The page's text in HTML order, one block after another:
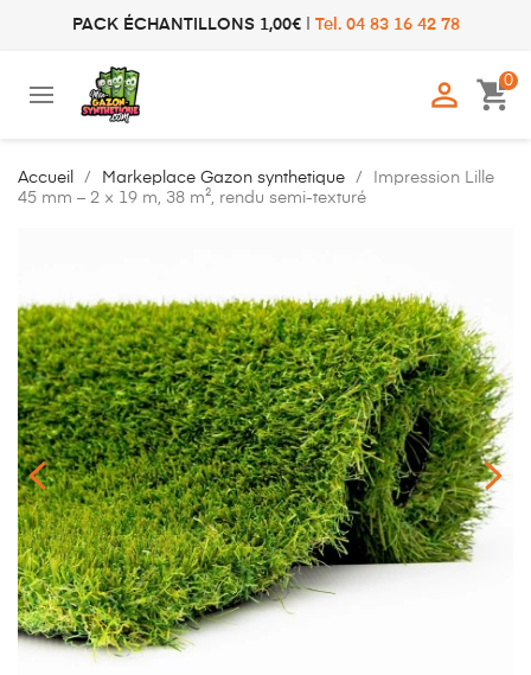
PACK ÉCHANTILLONS 1,00€| Tel. 04 83 16 42 78
 shopping_cart
0
Accueil Markeplace Gazon synthetique
Impression Lille
45 mm – 2 × 19 m, 38 m², rendu semi-texturé